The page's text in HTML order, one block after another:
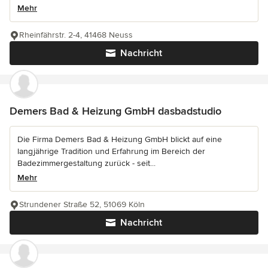
Mehr
Nachricht
Rheinfährstr. 2-4, 41468 Neuss
Demers Bad & Heizung GmbH dasbadstudio
Die Firma Demers Bad & Heizung GmbH blickt auf eine
langjährige Tradition und Erfahrung im Bereich der
Badezimmergestaltung zurück - seit...
Mehr
Nachricht
Strundener Straße 52, 51069 Köln